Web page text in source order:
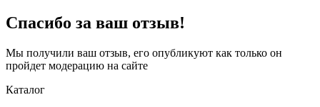
Спасибо за ваш отзыв!
Мы получили ваш отзыв, его опубликуют как только он
пройдет модерацию на сайте
Каталог